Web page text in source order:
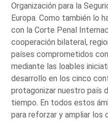
Organización para la
Europa. Como también lo
con la Corte Penal
cooperación bilateral,
países comprometidos
mediante las loables
desarrollo en los cinco
protagonizar nuestro país
tiempo. En todos estos
para reforzar y ampliar los